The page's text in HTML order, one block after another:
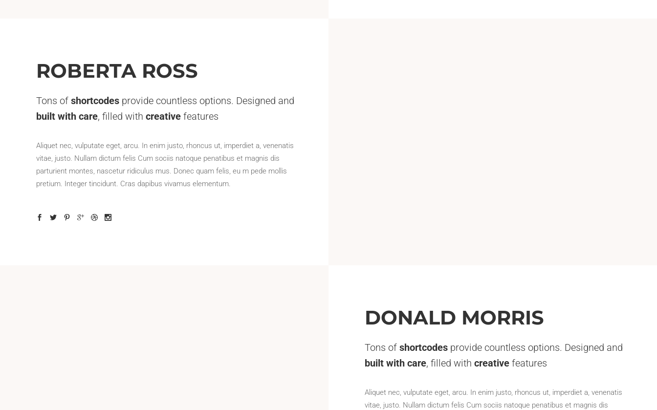
ROBERTA ROSS
Tons of shortcodesprovide countless options. Designed and
built with care, filled with creative features
Aliquet nec, vulputate eget, arcu. In enim justo, rhoncus ut, imperdiet a, venenatis
vitae, justo. Nullam dictum felis Cum sociis natoque penatibus et magnis dis
parturient montes, nascetur ridiculus mus. Donec quam felis, eu m pede mollis
pretium. Integer tincidunt. Cras dapibus vivamus elementum.
DONALD MORRIS
Tons of shortcodesprovide countless options. Designed and
built with care, filled with creative features
Aliquet nec, vulputate eget, arcu. In enim justo, rhoncus ut, imperdiet a, venenatis
vitae, justo. Nullam dictum felis Cum sociis natoque penatibus et magnis dis